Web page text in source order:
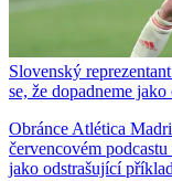
Slovenský
se, že dopadneme jako
Obránce Atlética
červencovém
jako odstrašující